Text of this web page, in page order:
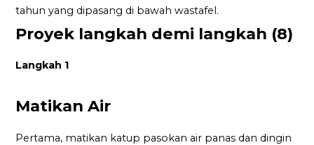
tahun yang dipasang di bawah wastafel.
Proyek langkah demi langkah (8)
Langkah 1
Matikan Air
Pertama, matikan katup pasokan air panas dan dingin